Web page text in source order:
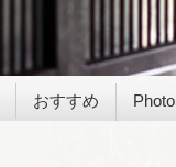
おすすめ Photo